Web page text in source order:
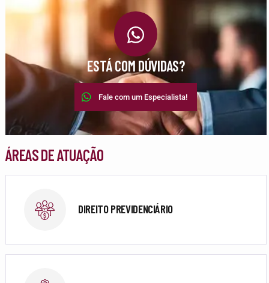
ESTÁ COM DÚVIDAS?
Fale com um Especialista!
ÁREAS DE ATUAÇÃO
DIREITO PREVIDENCIÁRIO